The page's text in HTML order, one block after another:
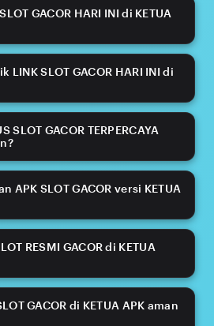
GACOR HARI INI di KETUA
LINK SLOT GACOR HARI INI di
SLOT GACOR TERPERCAYA
APK SLOT GACOR versi KETUA
RESMI GACOR di KETUA
GACOR di KETUA APK aman